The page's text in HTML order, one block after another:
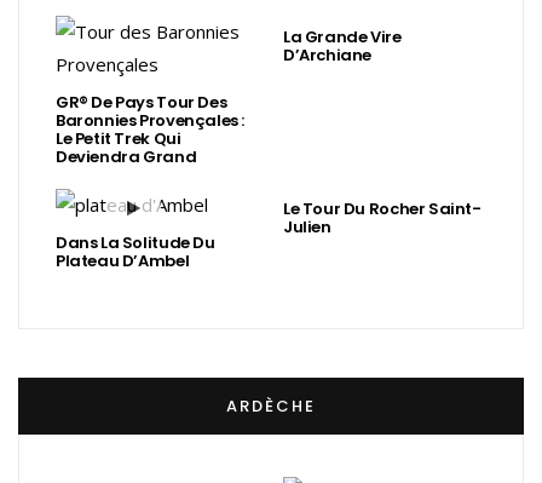
GR® De Pays Tour Des
Baronnies Provençales :
Le Petit Trek Qui
Deviendra Grand
La Grande Vire
D’Archiane
Dans La Solitude Du
Plateau D’Ambel
Le Tour Du Rocher Saint-
Julien
ARDÈCHE